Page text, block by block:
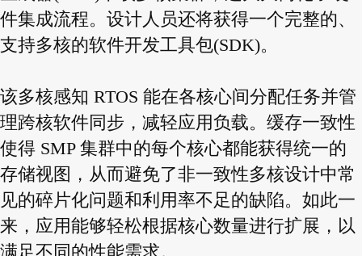
件集成流程。设计人员还将获得一个完整的、
支持多核的软件开发工具包(SDK)。
该多核感知 RTOS 能在各核心间分配任务并管
理跨核软件同步，减轻应用负载。缓存一致性
使得 SMP 集群中的每个核心都能获得统一的
存储视图，从而避免了非一致性多核设计中常
见的碎片化问题和利用率不足的缺陷。如此一
来，应用能够轻松根据核心数量进行扩展，以
满足不同的性能需求。